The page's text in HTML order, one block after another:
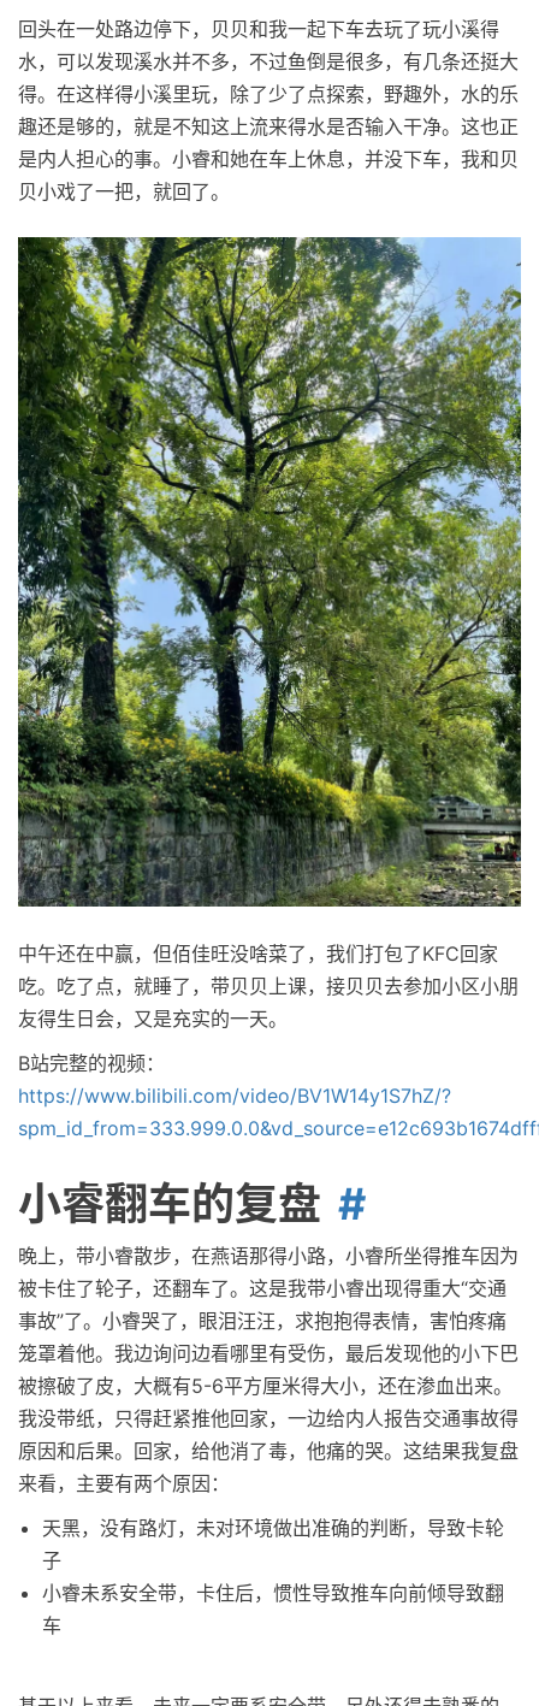
回头在一处路边停下，贝贝和我一起下车去玩了玩小溪得
水，可以发现溪水并不多，不过鱼倒是很多，有几条还挺大
得。在这样得小溪里玩，除了少了点探索，野趣外，水的乐
趣还是够的，就是不知这上流来得水是否输入干净。这也正
是内人担心的事。小睿和她在车上休息，并没下车，我和贝
贝小戏了一把，就回了。
中午还在中赢，但佰佳旺没啥菜了，我们打包了KFC回家
吃。吃了点，就睡了，带贝贝上课，接贝贝去参加小区小朋
友得生日会，又是充实的一天。
B站完整的视频：
https://www.bilibili.com/video/BV1W14y1S7hZ/?
小睿翻车的复盘
晚上，带小睿散步，在燕语那得小路，小睿所坐得推车因为
被卡住了轮子，还翻车了。这是我带小睿出现得重大“交通
事故”了。小睿哭了，眼泪汪汪，求抱抱得表情，害怕疼痛
笼罩着他。我边询问边看哪里有受伤，最后发现他的小下巴
被擦破了皮，大概有5-6平方厘米得大小，还在渗血出来。
我没带纸，只得赶紧推他回家，一边给内人报告交通事故得
原因和后果。回家，给他消了毒，他痛的哭。这结果我复盘
来看，主要有两个原因：
天黑，没有路灯，未对环境做出准确的判断，导致卡轮
子
小睿未系安全带，卡住后，惯性导致推车向前倾导致翻
车